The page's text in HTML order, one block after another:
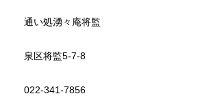
通い処湧々庵将監
泉区将監5-7-8
022-341-7856